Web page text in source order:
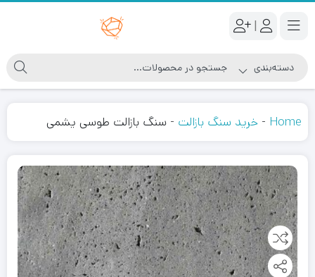
|
Home
- خرید سنگ بازالت - سنگ بازالت طوسی یشمی